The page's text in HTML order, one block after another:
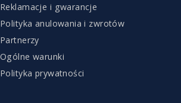
Reklamacje i gwarancje
Polityka anulowania i zwrotów
Partnerzy
Ogólne warunki
Polityka prywatności